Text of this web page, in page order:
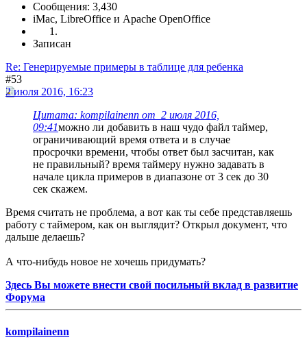
Сообщения: 3,430
iMac, LibreOffice и Apache OpenOffice
Записан
Re: Генерируемые примеры в таблице для ребенка
#53
2 июля 2016, 16:23
Цитата: kompilainenn от 2 июля 2016,
09:41можно ли добавить в наш чудо файл таймер,
ограничивающий время ответа и в случае
просрочки времени, чтобы ответ был засчитан, как
не правильный? время таймеру нужно задавать в
начале цикла примеров в диапазоне от 3 сек до 30
сек скажем.
Время считать не проблема, а вот как ты себе представляешь
работу с таймером, как он выглядит? Открыл документ, что
дальше делаешь?
А что-нибудь новое не хочешь придумать?
Здесь Вы можете внести свой посильный вклад в развитие
Форума
kompilainenn